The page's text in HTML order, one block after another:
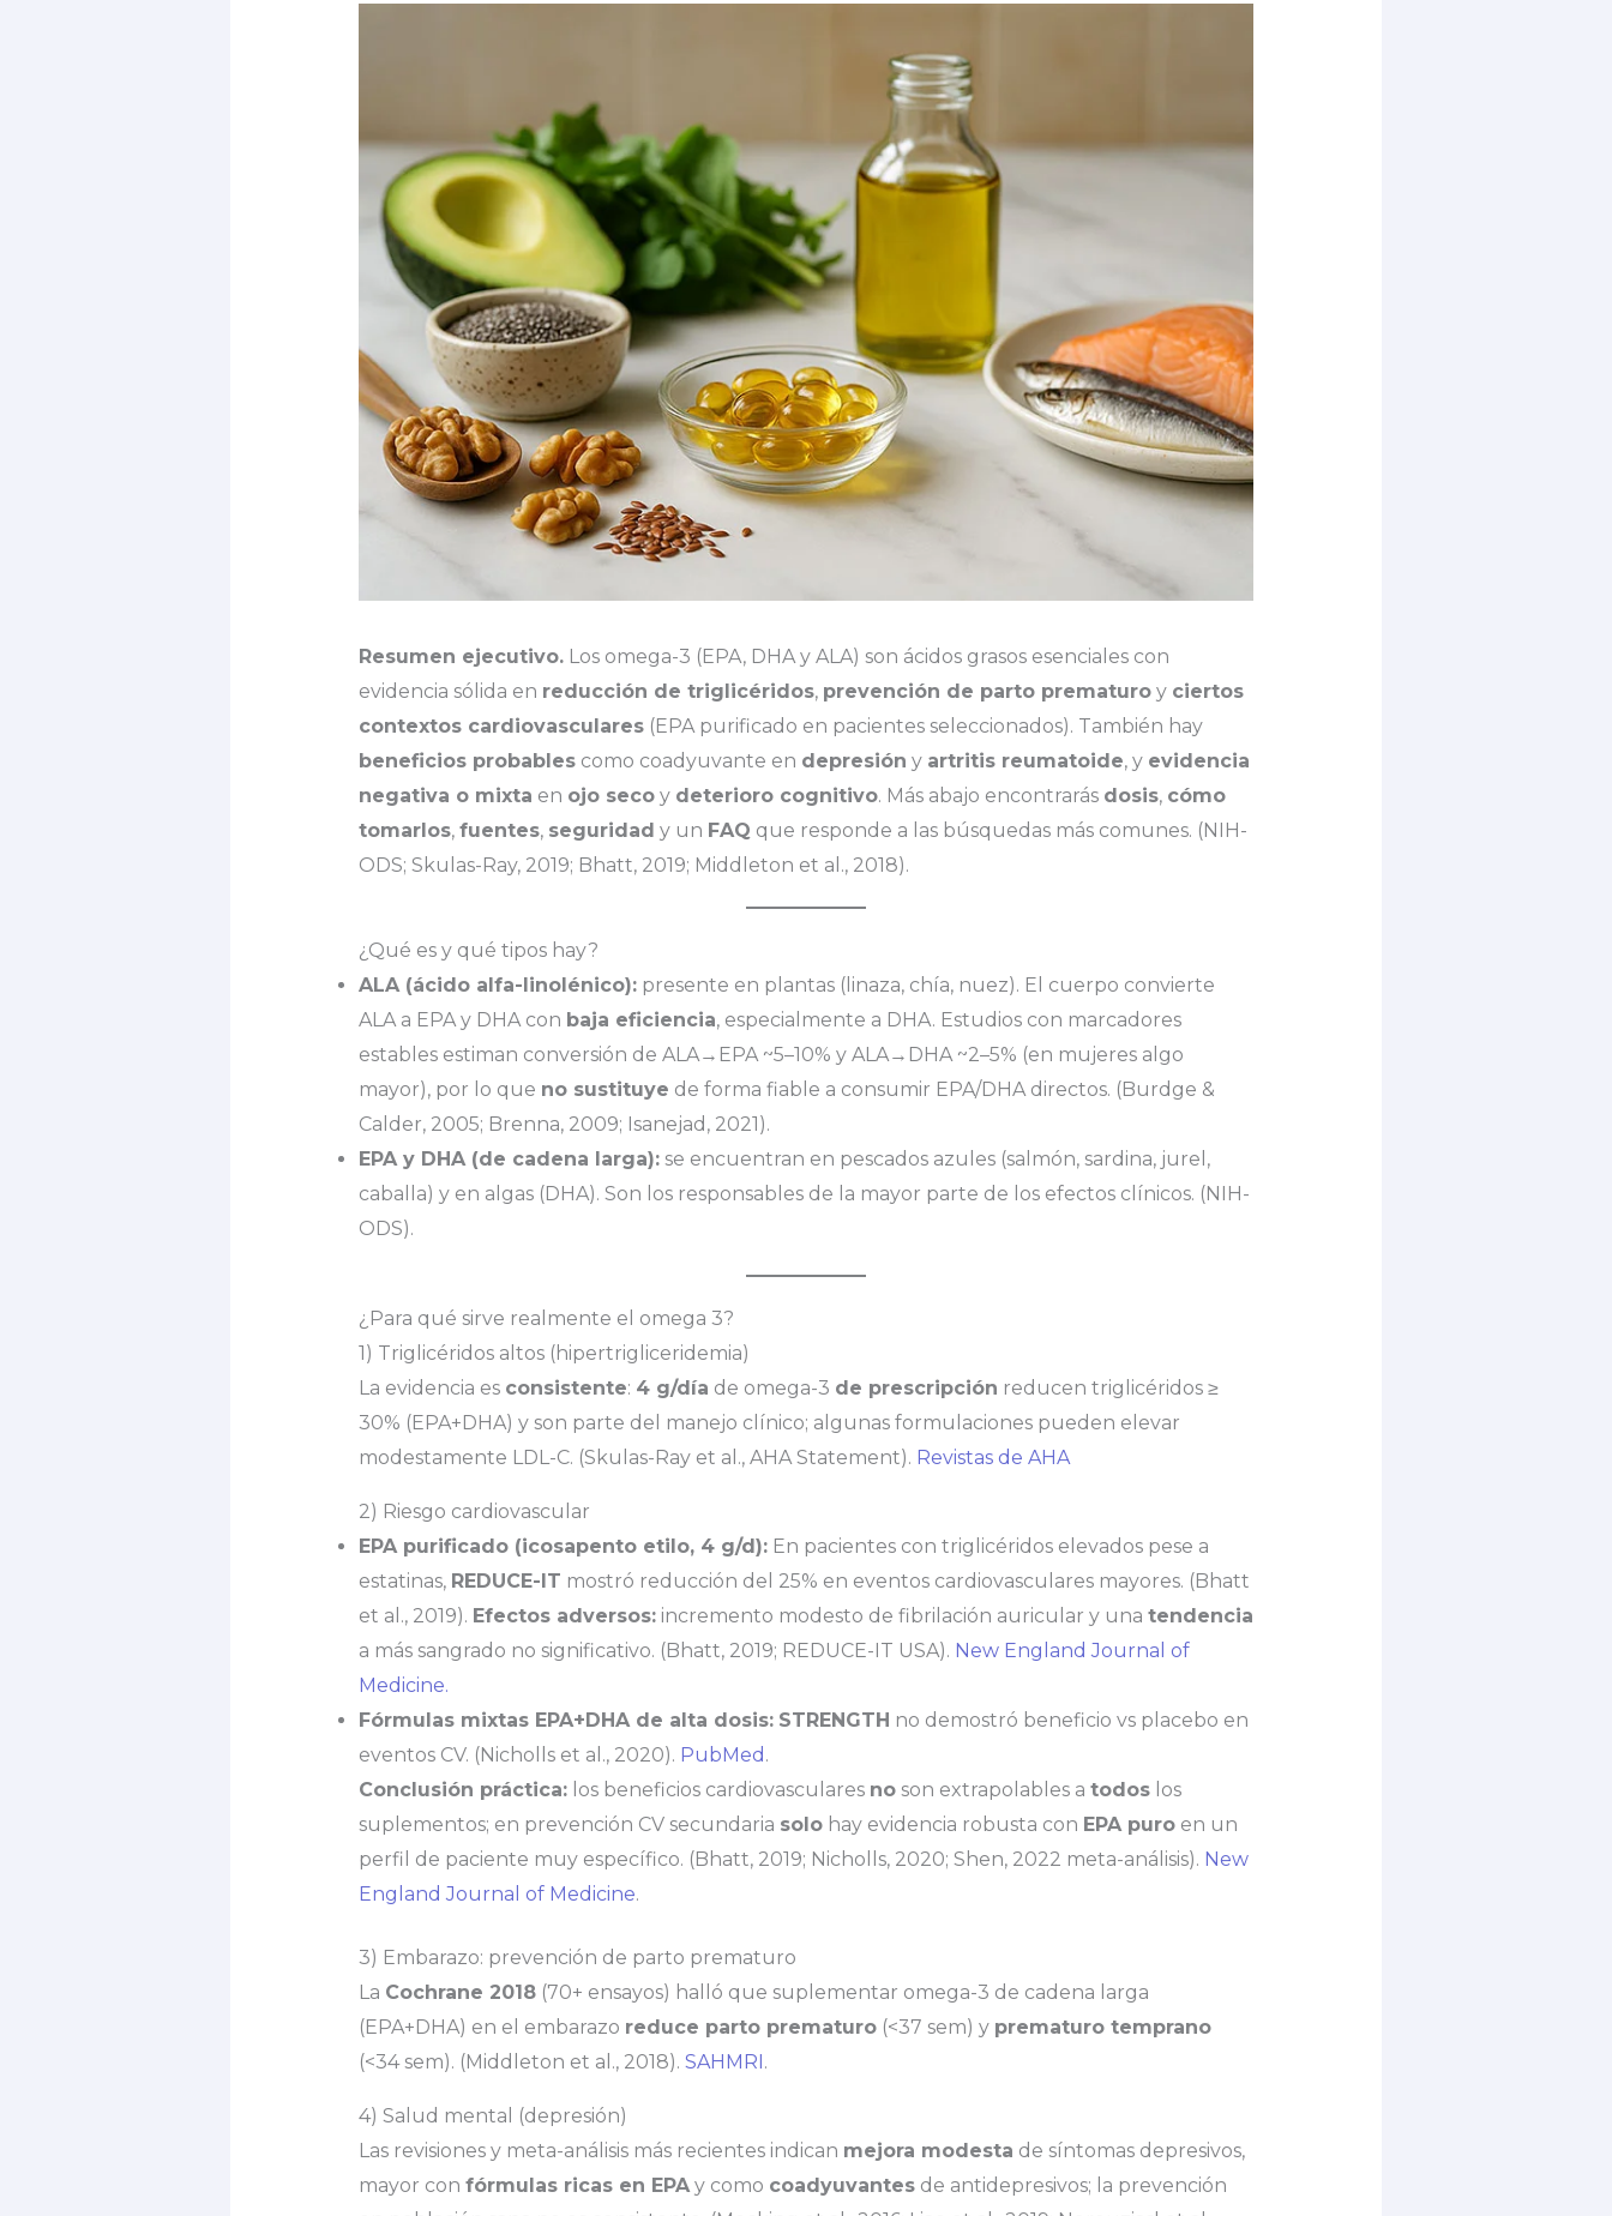
Resumen ejecutivo.Los omega-3 (EPA, DHA y ALA) son ácidos grasos esenciales con
evidencia sólida en reducción de triglicéridos, prevención de parto prematuroy ciertos
contextos cardiovasculares(EPA purificado en pacientes seleccionados). También hay
beneficios probablescomo coadyuvante en depresión y artritis reumatoide, y evidencia
negativa o mixta en ojo secoy deterioro cognitivo. Más abajo encontrarás dosis, cómo
tomarlos, fuentes, seguridad y un FAQ que responde a las búsquedas más comunes. (NIH-
ODS; Skulas-Ray, 2019; Bhatt, 2019; Middleton et al., 2018).
¿Qué es y qué tipos hay?
ALA (ácido alfa-linolénico):presente en plantas (linaza, chía, nuez). El cuerpo convierte
ALA a EPA y DHA con baja eficiencia, especialmente a DHA. Estudios con marcadores
estables estiman conversión de ALA→EPA ~5–10% y ALA→DHA ~2–5% (en mujeres algo
mayor), por lo que no sustituye de forma fiable a consumir EPA/DHA directos. (Burdge &
Calder, 2005; Brenna, 2009; Isanejad, 2021).
EPA y DHA (de cadena larga):se encuentran en pescados azules (salmón, sardina, jurel,
caballa) y en algas (DHA). Son los responsables de la mayor parte de los efectos clínicos. (NIH-
ODS).
¿Para qué sirve realmente el omega 3?
1) Triglicéridos altos (hipertrigliceridemia)
La evidencia es consistente: 4 g/día de omega-3 de prescripción reducen triglicéridos ≥
30% (EPA+DHA) y son parte del manejo clínico; algunas formulaciones pueden elevar
modestamente LDL-C. (Skulas-Ray et al., AHA Statement). Revistas de AHA
2) Riesgo cardiovascular
EPA purificado (icosapento etilo, 4 g/d):En pacientes con triglicéridos elevados pese a
estatinas, REDUCE-IT mostró reducción del 25% en eventos cardiovasculares mayores. (Bhatt
et al., 2019). Efectos adversos:incremento modesto de fibrilación auricular y una tendencia
a más sangrado no significativo. (Bhatt, 2019; REDUCE-IT USA). New England Journal of
Medicine.
Fórmulas mixtas EPA+DHA de alta dosis: STRENGTH no demostró beneficio vs placebo en
eventos CV. (Nicholls et al., 2020). PubMed .
Conclusión práctica:los beneficios cardiovasculares noson extrapolables a todoslos
suplementos; en prevención CV secundaria solohay evidencia robusta con EPA puroen un
perfil de paciente muy específico. (Bhatt, 2019; Nicholls, 2020; Shen, 2022 meta-análisis). New
England Journal of Medicine.
3) Embarazo: prevención de parto prematuro
La Cochrane 2018(70+ ensayos) halló que suplementar omega-3 de cadena larga
(EPA+DHA) en el embarazo reduce parto prematuro(<37 sem) y prematuro temprano
(<34 sem). (Middleton et al., 2018). SAHMRI.
4) Salud mental (depresión)
Las revisiones y meta-análisis más recientes indican mejora modesta de síntomas depresivos,
mayor con fórmulas ricas en EPAy como coadyuvantesde antidepresivos; la prevención